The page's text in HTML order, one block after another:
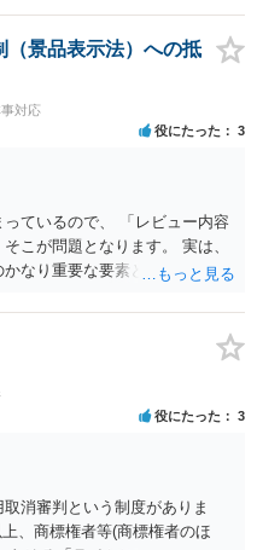
って決まると考えられます。
にかかっている可能性が高い
、法的には従う義務はないでし
し相手方から今後具体的な法
討するという方針でもよいよ
（景品表示法）への抵
対応
役にたった 3
ているので、 「レビュー内容
こが問題となります。 実は、
なり重要な要素となります。
いたケースですが、 明示的に
酬を支払うことを約してレビュ
者による表示（広告）」と判
あくまで、自身の嗜好に基づ
規制にひっかかる可能性があ
用ガイドラインであるhttps://
fair_labeling/guideline/ass
の５頁（イ）、２（１）参
役にたった 3
消審判という制度がありま
、商標権者等(商標権者のほ